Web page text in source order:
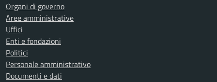
Organi di governo
Aree amministrative
Uffici
Enti e fondazioni
Politici
Personale amministrativo
Documenti e dati